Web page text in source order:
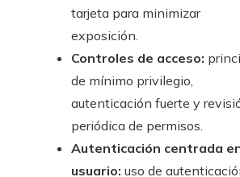
tarjeta para minimizar
exposición.
Controles de acceso:
de mínimo privilegio,
autenticación fuerte y
periódica de permisos.
Autenticación centrada
usuario: uso de